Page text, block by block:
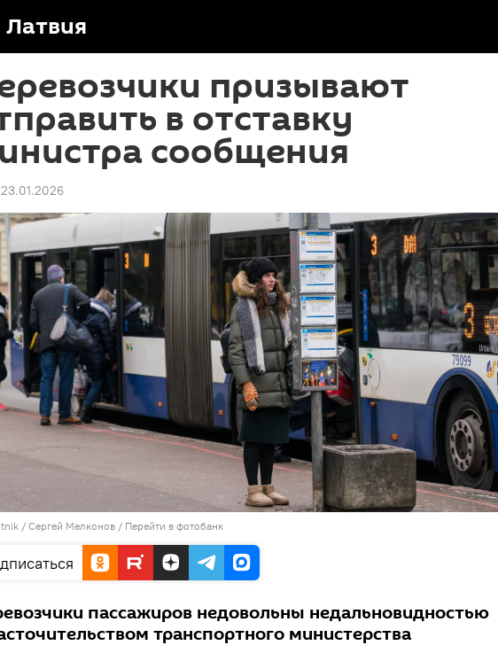
Латвия
призывают
в отставку
сообщения
23.01.2026
/ Сергей Мелконов / Перейти в фотобанк
пассажиров недовольны недальновидностью
транспортного министерства